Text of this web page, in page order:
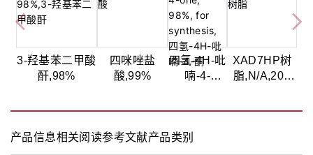
3-羟基苯二甲酸
酐,98%
四咪唑盐
酸,99%
四氢-4H-吡
喃-4-
XAD7HP树
脂,N/A,20 -
产品信息相关阅读参考文献产品类别